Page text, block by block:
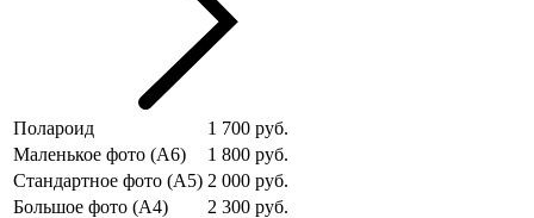
Полароид
1 700 руб.
Маленькое фото (А6)
1 800 руб.
Стандартное фото (А5) 2 000 руб.
Большое фото (А4)
2 300 руб.